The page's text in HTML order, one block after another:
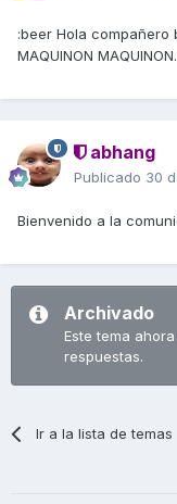
:beer Hola compañero
MAQUINON MAQUINON.
abhang
Publicado 30
Bienvenido a la
Archivado
Este tema
respuestas.
Ir a la lista de temas